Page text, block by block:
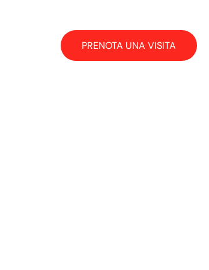
PRENOTA UNA VISITA